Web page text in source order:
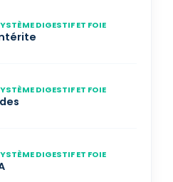
DIGESTIF ET FOIE
DIGESTIF ET FOIE
DIGESTIF ET FOIE